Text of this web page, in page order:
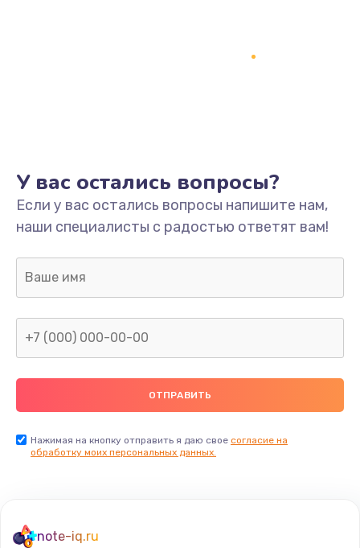
У вас остались вопросы?
Если у вас остались вопросы напишите нам,
наши специалисты с радостью ответят вам!
Нажимая на кнопку отправить я даю свое согласие на
обработку моих персональных данных.
note-iq.ru